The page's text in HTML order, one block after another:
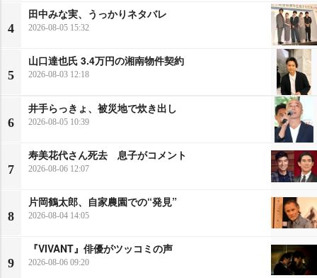
4
田中みな実、うっかりネタバレ
2026-08-05 15:32
5
山口達也氏 3.4万円の湘南物件契約
2026-08-03 12:18
6
井手らっきょ、被災地で炊き出し
2026-08-05 10:39
7
寿美花代さん死去 息子がコメント
2026-08-06 12:07
8
片岡鶴太郎、自家農園での“発見”
2026-08-04 14:05
9
『VIVANT』俳優がツッコミの声
2026-08-06 09:20